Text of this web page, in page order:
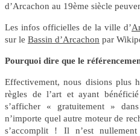
d’Arcachon au 19ème siècle
Les infos officielles de la ville d’
sur le Bassin d’Arcachon par
Pourquoi dire que le
Effectivement, nous disions plus
règles de l’art et ayant
s’afficher « gratuitement »
n’importe quel autre moteur de
s’accomplit ! Il n’est